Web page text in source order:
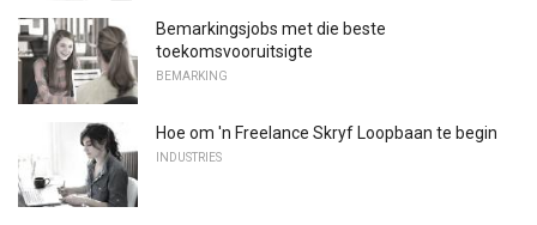
Bemarkingsjobs met die beste
toekomsvooruitsigte
BEMARKING
Hoe om 'n Freelance Skryf Loopbaan te begin
INDUSTRIES